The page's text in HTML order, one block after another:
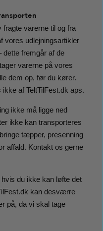
varerne til og fra
vores udlejningsartikler
dette fremgår af de
varerne på vores
dem op, før du kører.
af TeltTilFest.dk aps.
ikke må ligge ned
ikke kan transporteres
tæpper, presenning
affald. Kontakt os gerne
du ikke kan løfte det
kan desværre
på, da vi skal tage